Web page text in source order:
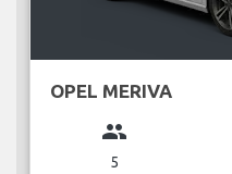
OPEL MERIVA
group
5